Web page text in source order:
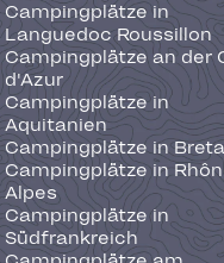
Campingplätze in
Languedoc Roussillon
Campingplätze an der
d'Azur
Campingplätze in
Aquitanien
Campingplätze in
Campingplätze in
Alpes
Campingplätze in
Südfrankreich